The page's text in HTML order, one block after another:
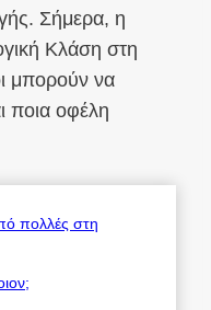
Σήμερα, η
Κλάση στη
μπορούν να
ποια οφέλη
πολλές στη